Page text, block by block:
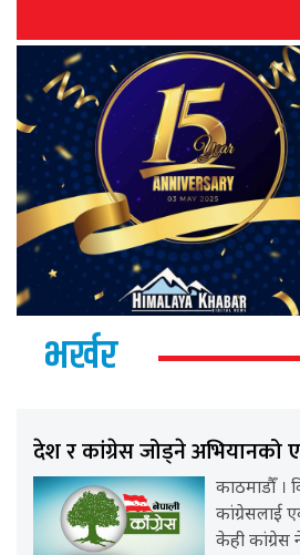
भर्खर
देश र कांग्रेस जोड्ने अभियानको
काठमाडौँ ।
कांग्रेसलाई
केही कांग्रेस